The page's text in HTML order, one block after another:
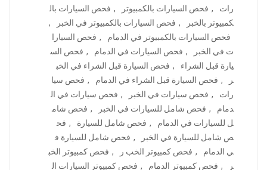
رات
, فحص السيارات بالكمبيوتر , فحص السيارات بال
كمبيوتر بالخبر
, فحص السيارات بالكمبيوتر في الخبر
,
فحص السيارات بالكمبيوتر في الدمام
, فحص السيارا
ت في الخبر
, فحص السيارات في الدمام , فحص الس
يارة قبل الشراء
, فحص السيارة قبل الشراء في الخب
ر
, فحص السيارة قبل الشراء في الدمام , فحص سيا
رات
, فحص سيارات في الخبر , فحص سيارات في ال
دمام
, فحص شامل للسيارات في الخبر , فحص شام
ل للسيارات في الدمام
, فحص شامل للسيارة , فح
ص شامل للسيارة في الخبر
, فحص شامل للسيارة ف
ي الدمام
, فحص كمبيوتر الخب ر , فحص كمبيوتر الخب
ر
, فحص كمبيوتر الدمام , فحص كمبيوتر السيارات ال